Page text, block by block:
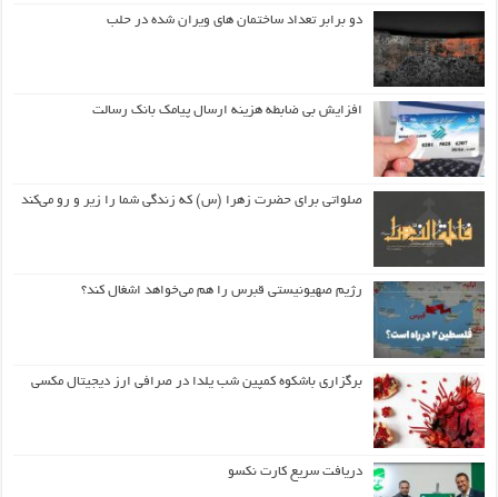
دو برابر تعداد ساختمان های ویران شده در حلب
افزایش بی ضابطه هزینه ارسال پیامک بانک رسالت
صلواتی برای حضرت زهرا (س) که زندگی شما را زیر و رو می‌کند
رژیم صهیونیستی قبرس را هم می‌خواهد اشغال کند؟
برگزاری باشکوه کمپین شب یلدا در صرافی ارز دیجیتال مکسی
دریافت سریع کارت نکسو